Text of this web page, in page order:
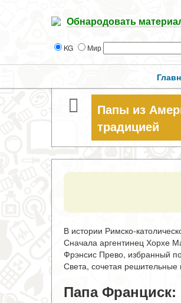
Обнародовать
KG Мир
Папы из
традицией
В истории Римско-
Сначала аргентинец Хорхе
Фрэнсис Прево, избранный
Света, сочетая решительные
Папа